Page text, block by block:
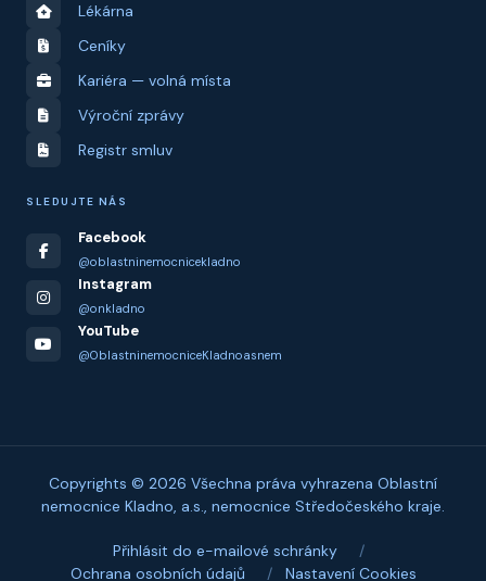
Lékárna
Ceníky
Kariéra — volná místa
Výroční zprávy
Registr smluv
SLEDUJTE NÁS
Facebook
@oblastninemocnicekladno
Instagram
@onkladno
YouTube
@OblastninemocniceKladnoasnem
Copyrights © 2026 Všechna práva vyhrazena Oblastní
nemocnice Kladno, a.s., nemocnice Středočeského kraje.
Přihlásit do e-mailové schránky
/
Ochrana osobních údajů
/ Nastavení Cookies